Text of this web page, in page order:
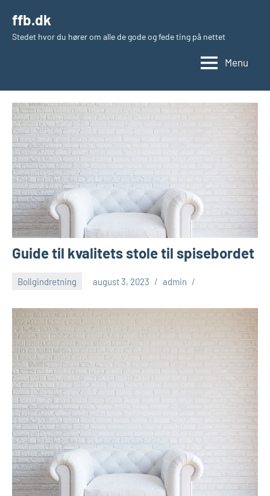
indhold
ffb.dk
Stedet hvor du hører om alle de gode og fede ting på nettet
Menu
Guide til kvalitets stole til spisebordet
Boligindretning august 3, 2023 admin